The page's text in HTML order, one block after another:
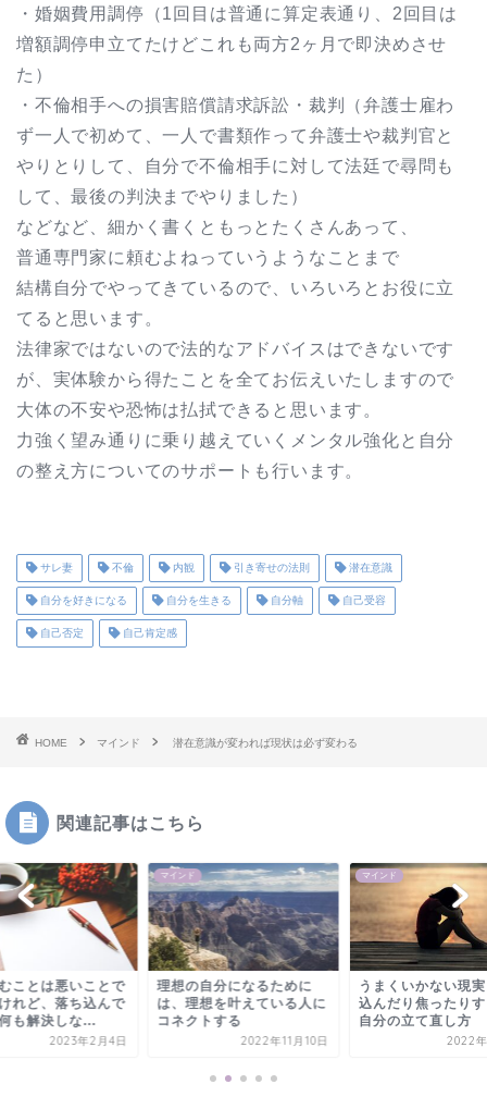
・婚姻費用調停（1回目は普通に算定表通り、2回目は
増額調停申立てたけどこれも両方2ヶ月で即決めさせ
た）
・不倫相手への損害賠償請求訴訟・裁判（弁護士雇わ
ず一人で初めて、一人で書類作って弁護士や裁判官と
やりとりして、自分で不倫相手に対して法廷で尋問も
して、最後の判決までやりました）
などなど、細かく書くともっとたくさんあって、
普通専門家に頼むよねっていうようなことまで
結構自分でやってきているので、いろいろとお役に立
てると思います。
法律家ではないので法的なアドバイスはできないです
が、実体験から得たことを全てお伝えいたしますので
大体の不安や恐怖は払拭できると思います。
力強く望み通りに乗り越えていくメンタル強化と自分
の整え方についてのサポートも行います。
サレ妻 不倫 内観 引き寄せの法則 潜在意識
自分を好きになる 自分を生きる 自分軸 自己受容
自己否定 自己肯定感
HOME マインド 潜在意識が変われば現状は必ず変わる
関連記事はこちら
ことは悪いことで
れど、落ち込んで
も解決しな...
2023年2月4日
マインド
理想の自分になるために
は、理想を叶えている人に
コネクトする
2022年11月10日
マインド
うまくいかない現
込んだり焦ったり
自分の立て直し方
2022